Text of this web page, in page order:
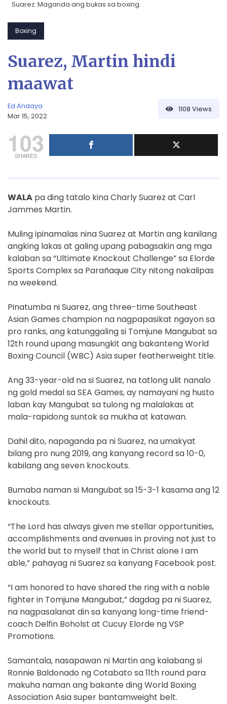
Suarez: Maganda ang bukas sa boxing.
Boxing
Suarez, Martin hindi
maawat
Ed Andaya
Mar 15, 2022
1108 Views
103
SHARES
WALA pa ding tatalo kina Charly Suarez at Carl
Jammes Martin.
Muling ipinamalas nina Suarez at Martin ang kanilang
angking lakas at galing upang pabagsakin ang mga
kalaban sa “Ultimate Knockout Challenge” sa Elorde
Sports Complex sa Parañaque City nitong nakalipas
na weekend.
Pinatumba ni Suarez, ang three-time Southeast
Asian Games champion na nagpapasikat ngayon sa
pro ranks, ang katunggaling si Tomjune Mangubat sa
12th round upang masungkit ang bakanteng World
Boxing Council (WBC) Asia super featherweight title.
Ang 33-year-old na si Suarez, na tatlong ulit nanalo
ng gold medal sa SEA Games, ay namayani ng husto
laban kay Mangubat sa tulong ng malalakas at
mala-rapidong suntok sa mukha at katawan.
Dahil dito, napaganda pa ni Suarez, na umakyat
bilang pro nung 2019, ang kanyang record sa 10-0,
kabilang ang seven knockouts.
Bumaba naman si Mangubat sa 15-3-1 kasama ang 12
knockouts.
“The Lord has always given me stellar opportunities,
accomplishments and avenues in proving not just to
the world but to myself that in Christ alone I am
able,” pahayag ni Suarez sa kanyang Facebook post.
“I am honored to have shared the ring with a noble
fighter in Tomjune Mangubat,” dagdag pa ni Suarez,
na nagpasalanat din sa kanyang long-time friend-
coach Delfin Boholst at Cucuy Elorde ng VSP
Promotions.
Samantala, nasapawan ni Martin ang kalabang si
Ronnie Baldonado ng Cotabato sa 11th round para
makuha naman ang bakante ding World Boxing
Association Asia super bantamweight belt.